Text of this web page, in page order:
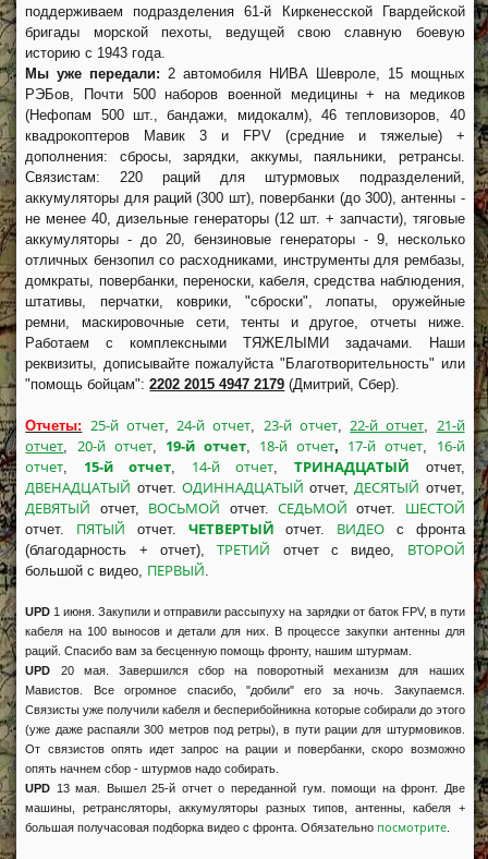
поддерживаем подразделения 61-й Киркенесской Гвардейской
бригады морской пехоты, ведущей свою славную боевую
историю с 1943 года.
Мы уже передали: 2 автомобиля НИВА Шевроле, 15 мощных
РЭБов, Почти 500 наборов военной медицины + на медиков
(Нефопам 500 шт., бандажи, мидокалм), 46 тепловизоров, 40
квадрокоптеров Мавик 3 и FPV (средние и тяжелые) +
дополнения: сбросы, зарядки, аккумы, паяльники, ретрансы.
Связистам: 220 раций для штурмовых подразделений,
аккумуляторы для раций (300 шт), повербанки (до 300), антенны -
не менее 40, дизельные генераторы (12 шт. + запчасти), тяговые
аккумуляторы - до 20, бензиновые генераторы - 9, несколько
отличных бензопил со расходниками, инструменты для рембазы,
домкраты, повербанки, переноски, кабеля, средства наблюдения,
штативы, перчатки, коврики, "сброски", лопаты, оружейные
ремни, маскировочные сети, тенты и другое, отчеты ниже.
Работаем с комплексными ТЯЖЕЛЫМИ задачами. Наши
реквизиты, дописывайте пожалуйста "Благотворительность" или
"помощь бойцам":2202 2015 4947 2179 (Дмитрий, Сбер).
Отчеты: 25-й отчет,24-й отчет, 23-й отчет,22-й отчет, 21-й
отчет, 20-й отчет, 19-й отчет, 18-й отчет, 17-й отчет, 16-й
отчет, 15-й отчет, 14-й отчет, ТРИНАДЦАТЫЙ отчет,
ДВЕНАДЦАТЫЙ отчет. ОДИННАДЦАТЫЙ отчет,ДЕСЯТЫЙ отчет,
ДЕВЯТЫЙ отчет, ВОСЬМОЙ отчет. СЕДЬМОЙ отчет. ШЕСТОЙ
отчет. ПЯТЫЙ отчет. ЧЕТВЕРТЫЙ отчет. ВИДЕО с фронта
(благодарность + отчет),ТРЕТИЙ отчет с видео, ВТОРОЙ
большой с видео, ПЕРВЫЙ.
UPD 1 июня. Закупили и отправили рассыпуху на зарядки от баток FPV, в пути
кабеля на 100 выносов и детали для них. В процессе закупки антенны для
раций. Спасибо вам за бесценную помощь фронту, нашим штурмам.
UPD 20 мая. Завершился сбор на поворотный механизм для наших
Мавистов. Все огромное спасибо, "добили" его за ночь. Закупаемся.
Связисты уже получили кабеля и бесперибойникна которые собирали до этого
(уже даже распаяли 300 метров под ретры), в пути рации для штурмовиков.
От связистов опять идет запрос на рации и повербанки, скоро возможно
опять начнем сбор - штурмов надо собирать.
UPD 13 мая. Вышел 25-й отчет о переданной гум. помощи на фронт. Две
машины, ретрансляторы, аккумуляторы разных типов, антенны, кабеля +
большая получасовая подборка видео с фронта. Обязательно посмотрите